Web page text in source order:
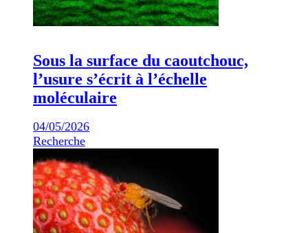
Sous la surface du caoutchouc,
l’usure s’écrit à l’échelle
moléculaire
04/05/2026
Recherche